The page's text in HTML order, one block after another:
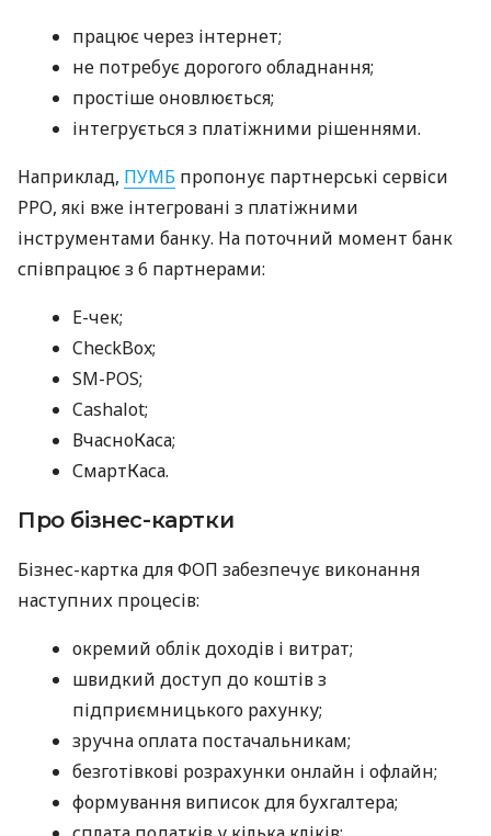
працює через інтернет;
не потребує дорогого обладнання;
простіше оновлюється;
інтегрується з платіжними рішеннями.
Наприклад, ПУМБ пропонує партнерські сервіси
РРО, які вже інтегровані з платіжними
інструментами банку. На поточний момент банк
співпрацює з 6 партнерами:
E-чек;
CheckBox;
SM-POS;
Cashalot;
ВчасноКаса;
СмартКаса.
Про бізнес-картки
Бізнес-картка для ФОП забезпечує виконання
наступних процесів:
окремий облік доходів і витрат;
швидкий доступ до коштів з
підприємницького рахунку;
зручна оплата постачальникам;
безготівкові розрахунки онлайн і офлайн;
формування виписок для бухгалтера;